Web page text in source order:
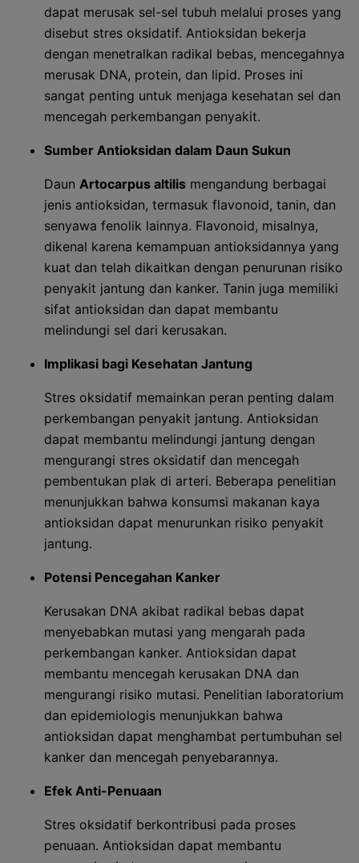
dapat merusak sel-sel tubuh melalui proses yang
disebut stres oksidatif. Antioksidan bekerja
dengan menetralkan radikal bebas, mencegahnya
merusak DNA, protein, dan lipid. Proses ini
sangat penting untuk menjaga kesehatan sel dan
mencegah perkembangan penyakit.
Sumber Antioksidan dalam Daun Sukun
Daun Artocarpus altilis mengandung berbagai
jenis antioksidan, termasuk flavonoid, tanin, dan
senyawa fenolik lainnya. Flavonoid, misalnya,
dikenal karena kemampuan antioksidannya yang
kuat dan telah dikaitkan dengan penurunan risiko
penyakit jantung dan kanker. Tanin juga memiliki
sifat antioksidan dan dapat membantu
melindungi sel dari kerusakan.
Implikasi bagi Kesehatan Jantung
Stres oksidatif memainkan peran penting dalam
perkembangan penyakit jantung. Antioksidan
dapat membantu melindungi jantung dengan
mengurangi stres oksidatif dan mencegah
pembentukan plak di arteri. Beberapa penelitian
menunjukkan bahwa konsumsi makanan kaya
antioksidan dapat menurunkan risiko penyakit
jantung.
Potensi Pencegahan Kanker
Kerusakan DNA akibat radikal bebas dapat
menyebabkan mutasi yang mengarah pada
perkembangan kanker. Antioksidan dapat
membantu mencegah kerusakan DNA dan
mengurangi risiko mutasi. Penelitian laboratorium
dan epidemiologis menunjukkan bahwa
antioksidan dapat menghambat pertumbuhan sel
kanker dan mencegah penyebarannya.
Efek Anti-Penuaan
Stres oksidatif berkontribusi pada proses
penuaan. Antioksidan dapat membantu